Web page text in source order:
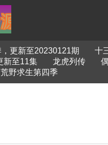
更新至20230121期 十
新至11集 龙虎列传
荒野求生第四季